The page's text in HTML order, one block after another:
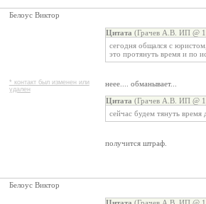
Белоус Виктор
* контакт был изменен или
удален
Цитата (Грачев А.В. ИП @
сегодня общался с
это протянуть время и по
неее.... обманывает...
Цитата (Грачев А.В. ИП @
сейчас будем тянуть
получится штраф.
Белоус Виктор